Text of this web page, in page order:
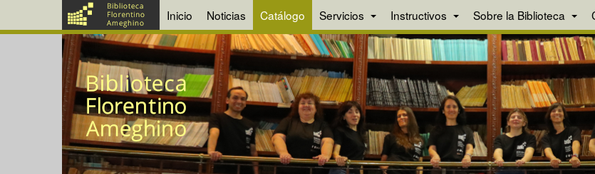
Inicio Noticias Catálogo Servicios Instructivos Sobre la Biblioteca